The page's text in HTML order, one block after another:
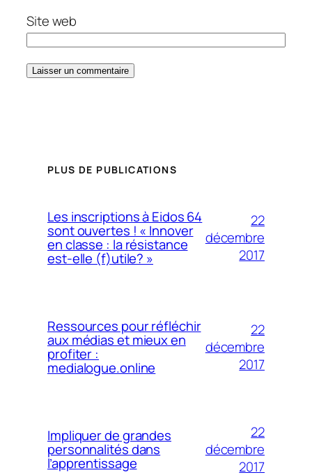
Site web
PLUS DE PUBLICATIONS
Les inscriptions à Eidos 64
sont ouvertes ! « Innover
en classe : la résistance
est-elle (f)utile? »
22
décembre
2017
Ressources pour réfléchir
aux médias et mieux en
profiter :
medialogue.online
22
décembre
2017
Impliquer de grandes
personnalités dans
l’apprentissage
22
décembre
2017